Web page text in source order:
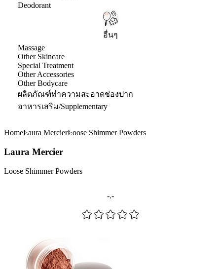
Deodorant
อื่นๆ
Massage
Other Skincare
Special Treatment
Other Accessories
Other Bodycare
ผลิตภัณฑ์ทำความสะอาดช่องปาก
อาหารเสริม/Supplementary
HomeLaura MercierLoose Shimmer Powders
Laura Mercier
Loose Shimmer Powders
-.-